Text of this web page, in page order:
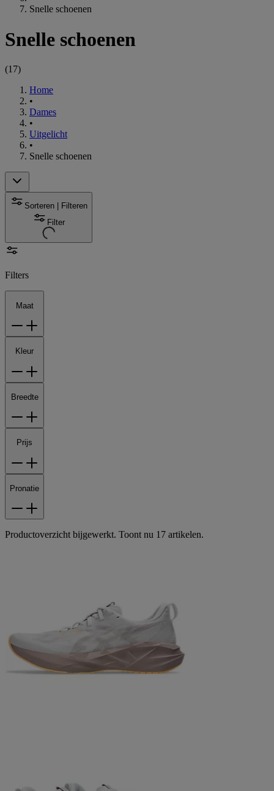
Snelle schoenen
Snelle schoenen
(17)
Home
•
Dames
•
Uitgelicht
•
Snelle schoenen
Sorteren | Filteren
Filter
Filters
Maat
Kleur
Breedte
Prijs
Pronatie
Productoverzicht bijgewerkt. Toont nu 17 artikelen.